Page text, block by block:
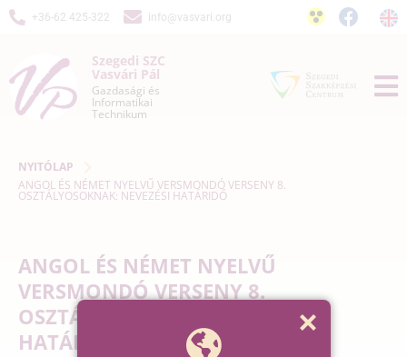
+36-62 425-322 info@vasvari.org
Szegedi SZC
Vasvári Pál
Gazdasági és
Informatikai
Technikum
NYITÓLAP
ANGOL ÉS NÉMET NYELVŰ VERSMONDÓ VERSENY 8.
OSZTÁLYOSOKNAK: NEVEZÉSI HATÁRIDŐ
ANGOL ÉS NÉMET NYELVŰ
VERSMONDÓ VERSENY 8.
OSZTÁLYOSOKNAK: NEVEZÉSI
HATÁRIDŐ